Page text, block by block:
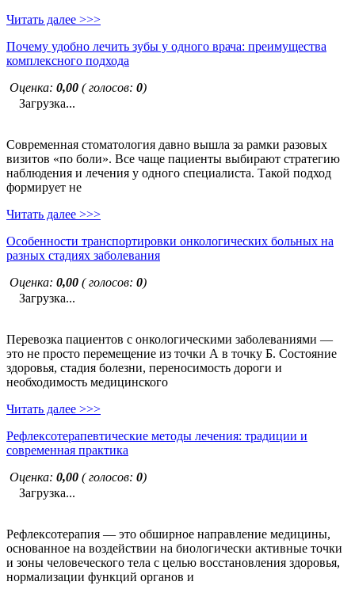
Читать далее >>>
Почему удобно лечить зубы у одного врача: преимущества
комплексного подхода
Оценка: 0,00 ( голосов: 0)
Загрузка...
Современная стоматология давно вышла за рамки разовых
визитов «по боли». Все чаще пациенты выбирают стратегию
наблюдения и лечения у одного специалиста. Такой подход
формирует не
Читать далее >>>
Особенности транспортировки онкологических больных на
разных стадиях заболевания
Оценка: 0,00 ( голосов: 0)
Загрузка...
Перевозка пациентов с онкологическими заболеваниями —
это не просто перемещение из точки А в точку Б. Состояние
здоровья, стадия болезни, переносимость дороги и
необходимость медицинского
Читать далее >>>
Рефлексотерапевтические методы лечения: традиции и
современная практика
Оценка: 0,00 ( голосов: 0)
Загрузка...
Рефлексотерапия — это обширное направление медицины,
основанное на воздействии на биологически активные точки
и зоны человеческого тела с целью восстановления здоровья,
нормализации функций органов и